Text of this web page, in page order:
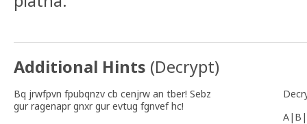
Additional Hints (Decrypt)
Bq jrwfpvn fpubqnzv cb cenjrw an tber! Sebz
gur ragenapr gnxr gur evtug fgnvef hc!